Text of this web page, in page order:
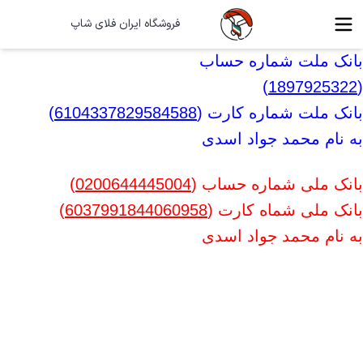
فروشگاه ایران فلای شاپ
بانک ملت شماره حساب
(
1897925322
)
بانک ملت شماره کارت (6104337829584588
)
به نام محمد جواد اسدی
بانک ملی شماره حساب (0200644445004
)
بانک ملی شماه کارت (6037991844060958
)
به نام محمد جواد اسدی